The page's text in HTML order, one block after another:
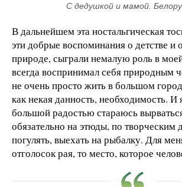
С дедушкой и мамой.
В дальнейшем эта ностальгическая
эти добрые воспоминания о детстве и
природе, сыграли немалую роль в
всегда воспринимал себя природным
не очень просто жить в большом
как некая данность, необходимость. И
большой радостью стараюсь
обязательно на этюды, по творческим
погулять, выехать на рыбалку. Для
отголосок рая, то место, которое